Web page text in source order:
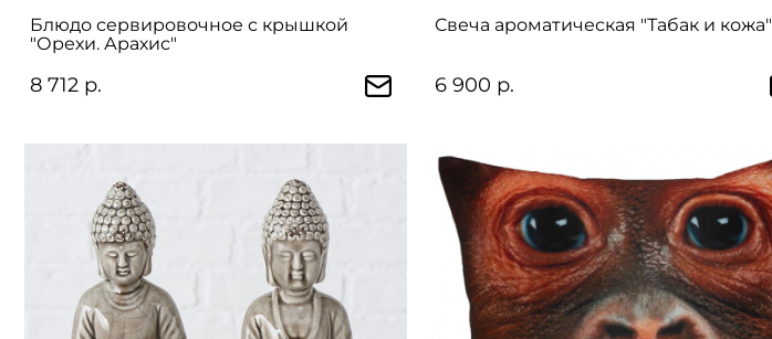
Блюдо сервировочное с крышкой
"Орехи. Арахис"
8 712 р.
Свеча ароматическая "Табак и кожа"
6 900 р.